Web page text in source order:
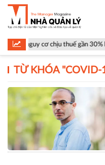
nguy cơ chịu thuế gần 30% khi
TỪ KHÓA "COVID-